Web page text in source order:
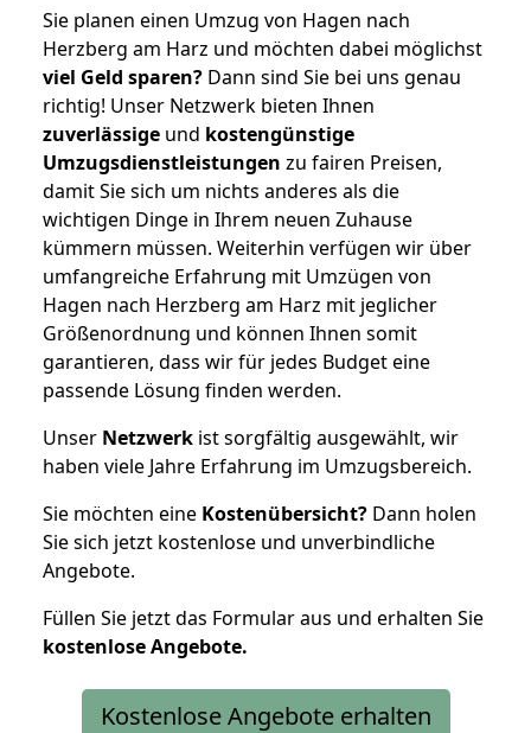
Sie planen einen Umzug von Hagen nach
Herzberg am Harz und möchten dabei möglichst
viel Geld sparen? Dann sind Sie bei uns genau
richtig! Unser Netzwerk bieten Ihnen
zuverlässige und kostengünstige
Umzugsdienstleistungen zu fairen Preisen,
damit Sie sich um nichts anderes als die
wichtigen Dinge in Ihrem neuen Zuhause
kümmern müssen. Weiterhin verfügen wir über
umfangreiche Erfahrung mit Umzügen von
Hagen nach Herzberg am Harz mit jeglicher
Größenordnung und können Ihnen somit
garantieren, dass wir für jedes Budget eine
passende Lösung finden werden.
Unser Netzwerk ist sorgfältig ausgewählt, wir
haben viele Jahre Erfahrung im Umzugsbereich.
Sie möchten eine Kostenübersicht? Dann holen
Sie sich jetzt kostenlose und unverbindliche
Angebote.
Füllen Sie jetzt das Formular aus und erhalten Sie
kostenloseAngebote.
Kostenlose Angebote erhalten